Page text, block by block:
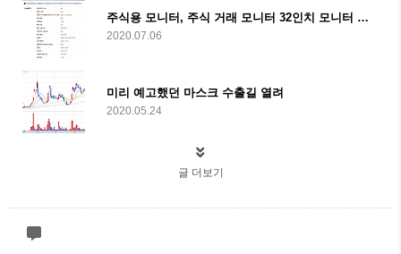
주식용 모니터, 주식 거래 모니터 32인치 모니터 추천
2020.07.06
미리 예고했던 마스크 수출길 열려
2020.05.24
글 더보기